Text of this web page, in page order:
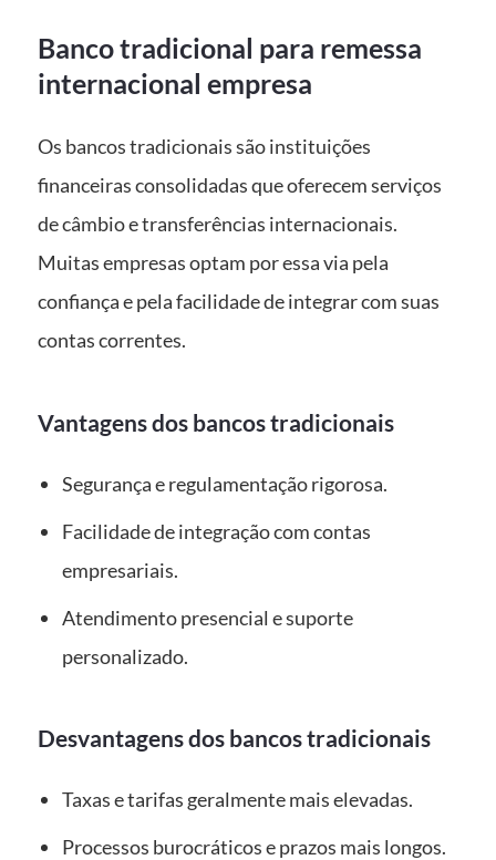
Banco tradicional para remessa
internacional empresa
Os bancos tradicionais são instituições
financeiras consolidadas que oferecem serviços
de câmbio e transferências internacionais.
Muitas empresas optam por essa via pela
confiança e pela facilidade de integrar com suas
contas correntes.
Vantagens dos bancos tradicionais
Segurança e regulamentação rigorosa.
Facilidade de integração com contas
empresariais.
Atendimento presencial e suporte
personalizado.
Desvantagens dos bancos tradicionais
Taxas e tarifas geralmente mais elevadas.
Processos burocráticos e prazos mais longos.